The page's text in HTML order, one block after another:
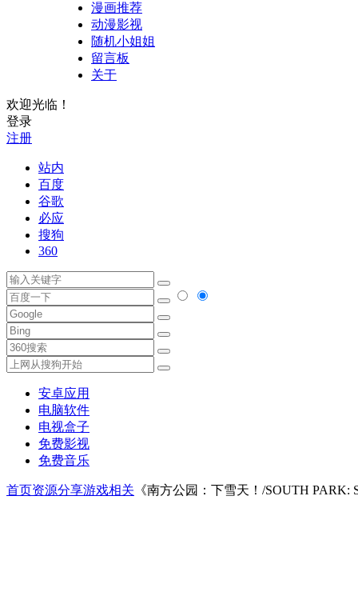
漫画推荐
动漫影视
随机小姐姐
留言板
关于
欢迎光临！
登录
注册
站内
百度
谷歌
必应
搜狗
360
安卓应用
电脑软件
电视盒子
免费影视
免费音乐
首页资源分享游戏相关 《南方公园：下雪天！/SOUTH